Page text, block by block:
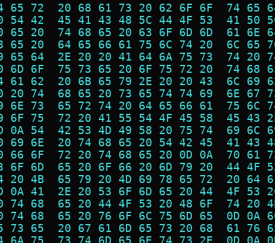
65 72  20 68 61 73 20 62 6F 6F  74
54 42  45 41 43 48 5C 44 4F 53  41
65 20  74 68 65 20 63 6F 6D 6D  61
65 20  64 65 66 61 75 6C 74 20  6C
65 64  2E 20 20 41 64 6A 75 73  74
6D 6F  75 73 65 20 6F 75 72 20  74
61 62  20 6B 65 79 2E 20 20 43  6C
20 74  68 65 20 73 65 74 74 69  6E
6E 73  65 72 74 20 64 65 66 61  75
6F 75  72 20 41 55 54 4F 45 58  45
0A 54  42 53 4D 49 58 20 75 74  69
69 6E  20 74 68 65 20 54 42 45  41
66 6F  72 20 74 68 65 20 0D 0A  70
6F 6D  65 20 6F 66 20 6D 79 20  44
20 4B  65 79 20 4D 69 78 65 72  20
0A 41  2E 20 53 6F 6D 65 20 44  4F
74 68  65 20 44 4F 53 20 48 6F  74
74 68  65 20 76 6F 6C 75 6D 65  0D
73 65  20 67 61 6D 65 73 20 68  61
6A 75  73 74 6D 65 6E 74 73 2E  0D